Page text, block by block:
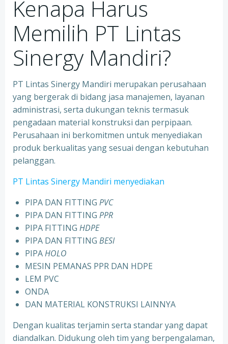
Kenapa Harus
Memilih PT Lintas
Sinergy Mandiri?
PT Lintas Sinergy Mandiri merupakan perusahaan
yang bergerak di bidang jasa manajemen, layanan
administrasi, serta dukungan teknis termasuk
pengadaan material konstruksi dan perpipaan.
Perusahaan ini berkomitmen untuk menyediakan
produk berkualitas yang sesuai dengan kebutuhan
pelanggan.
PT Lintas Sinergy Mandiri menyediakan
PIPA DAN FITTING PVC
PIPA DAN FITTING PPR
PIPA FITTING HDPE
PIPA DAN FITTING BESI
PIPAHOLO
MESIN PEMANAS PPR DAN HDPE
LEM PVC
ONDA
DAN MATERIAL KONSTRUKSI LAINNYA
Dengan kualitas terjamin serta standar yang dapat
diandalkan. Didukung oleh tim yang berpengalaman,